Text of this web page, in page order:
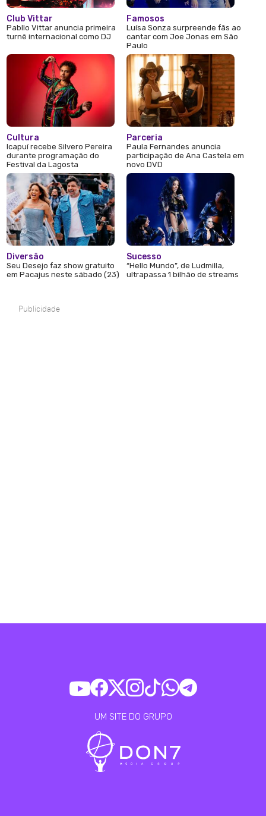
Club Vittar
Pabllo Vittar anuncia primeira
turnê internacional como DJ
Cultura
Icapuí recebe Silvero Pereira
durante programação do
Festival da Lagosta
Diversão
Seu Desejo faz show gratuito
em Pacajus neste sábado (23)
Famosos
Luísa Sonza surpreende fãs ao
cantar com Joe Jonas em São
Paulo
Parceria
Paula Fernandes anuncia
participação de Ana Castela em
novo DVD
Sucesso
“Hello Mundo”, de Ludmilla,
ultrapassa 1 bilhão de streams
Publicidade
UM SITE DO GRUPO